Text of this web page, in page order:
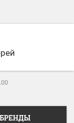
БРЕНДЫ